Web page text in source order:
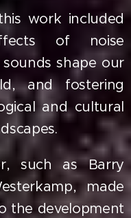
work included
of noise
shape our
and fostering
and cultural
such as Barry
made
the development